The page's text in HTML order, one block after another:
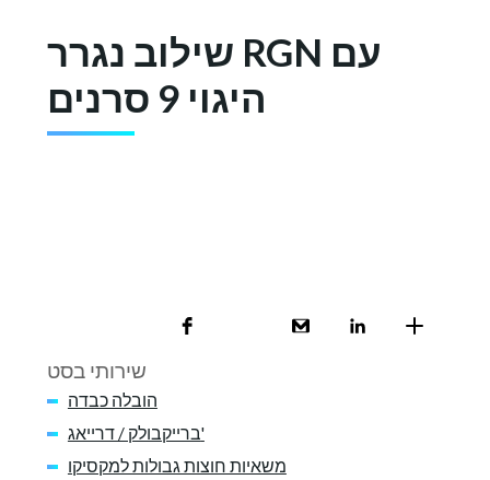
שילוב נגרר RGN עם
היגוי 9 סרנים
שירותי בסט
הובלה כבדה
ברייקבולק / דרייאג'
משאיות חוצות גבולות למקסיקו